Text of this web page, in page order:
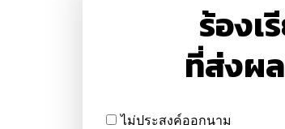
ร้องเ
ที่ส่งผ
ไม่ประสงค์ออกนาม